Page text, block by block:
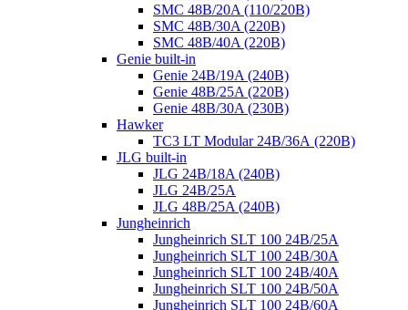
SMC 48B/20A (110/220B)
SMC 48B/30A (220B)
SMC 48B/40A (220B)
Genie built-in
Genie 24B/19A (240B)
Genie 48B/25A (220B)
Genie 48B/30A (230B)
Hawker
TC3 LT Modular 24В/36А (220B)
JLG built-in
JLG 24B/18A (240B)
JLG 24B/25A
JLG 48B/25A (240B)
Jungheinrich
Jungheinrich SLT 100 24B/25A
Jungheinrich SLT 100 24B/30A
Jungheinrich SLT 100 24B/40A
Jungheinrich SLT 100 24B/50A
Jungheinrich SLT 100 24B/60A